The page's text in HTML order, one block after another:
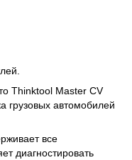
Thinktool Master CV
грузовых автомобилей
все
диагностировать